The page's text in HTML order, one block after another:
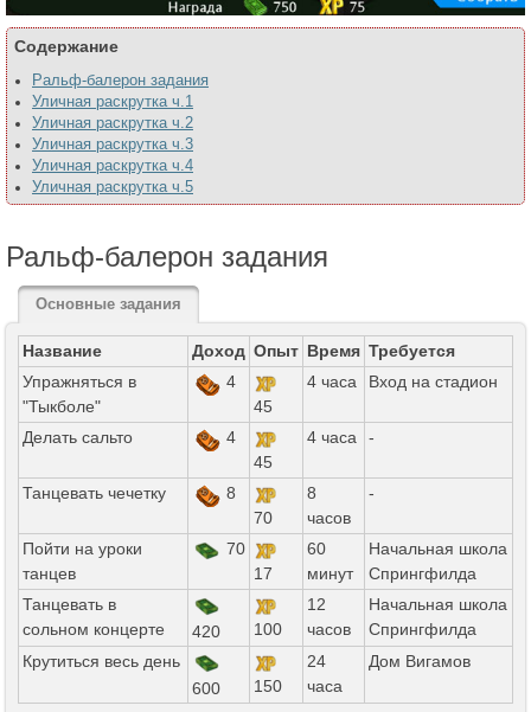
Содержание
Ральф-балерон задания
Уличная раскрутка ч.1
Уличная раскрутка ч.2
Уличная раскрутка ч.3
Уличная раскрутка ч.4
Уличная раскрутка ч.5
Ральф-балерон задания
Основные задания
Название Доход Опыт Время Требуется
Упражняться в
"Тыкболе"
4
45
4 часа Вход на стадион
Делать сальто
4
45
4 часа -
Танцевать чечетку
8
70
8
часов
-
Пойти на уроки
танцев
70
17
60
минут
Начальная школа
Спрингфилда
Танцевать в
сольном концерте
420 100
12
часов
Начальная школа
Спрингфилда
Крутиться весь день
600
150
24
часа
Дом Вигамов